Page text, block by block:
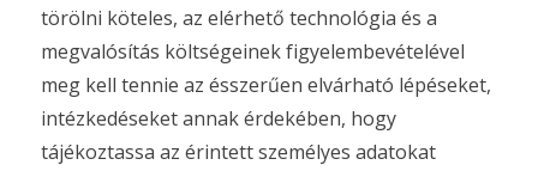
törölni köteles, az elérhető technológia és a
megvalósítás költségeinek figyelembevételével
meg kell tennie az ésszerűen elvárható lépéseket,
intézkedéseket annak érdekében, hogy
tájékoztassa az érintett személyes adatokat